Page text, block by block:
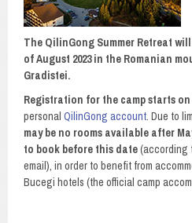
The QilinGong Summer Retreat
of August 2023 in the Romanian
Gradistei.
Registration for the camp starts on
personal QilinGong account. Due to
may be no rooms available after
to book before this date(according
email), in order to benefit from
Bucegi hotels (the official camp